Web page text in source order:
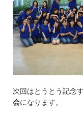
次回はとうとう記念
会になります。